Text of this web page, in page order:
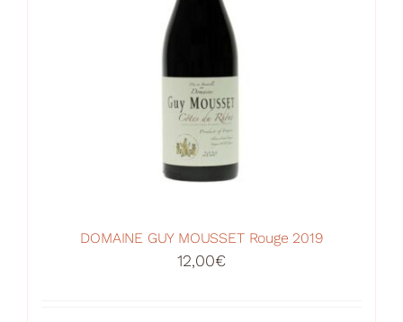
DOMAINE GUY MOUSSET Rouge 2019
12,00€